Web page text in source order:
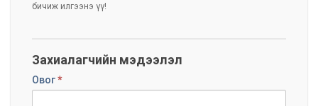
бичиж илгээнэ үү!
Захиалагчийн мэдээлэл
Овог*